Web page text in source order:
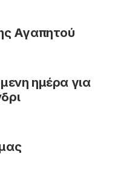
Αγαπητού
ημέρα για